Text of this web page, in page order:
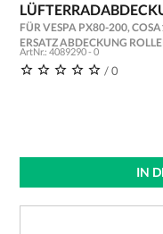
FÜR VESPA PX80-200,
ERSATZ ABDECKUNG
ArtNr.: 4089290 - 0
/ 0
IN